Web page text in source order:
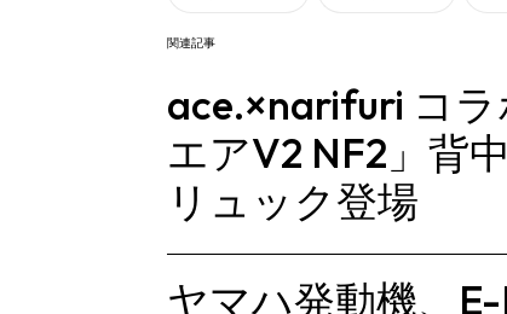
関連記事
ace.×narifuri コ
エアV2 NF2」背
リュック登場
ヤマハ発動機、E-